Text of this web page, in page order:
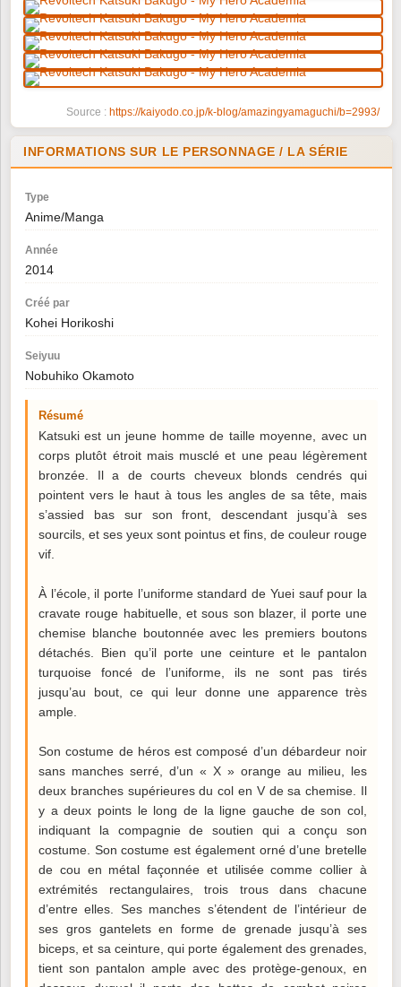
Source : https://kaiyodo.co.jp/k-blog/amazingyamaguchi/b=2993/
INFORMATIONS SUR LE PERSONNAGE / LA SÉRIE
Type
Anime/Manga
Année
2014
Créé par
Kohei Horikoshi
Seiyuu
Nobuhiko Okamoto
Résumé
Katsuki est un jeune homme de taille moyenne, avec un
corps plutôt étroit mais musclé et une peau légèrement
bronzée. Il a de courts cheveux blonds cendrés qui
pointent vers le haut à tous les angles de sa tête, mais
s’assied bas sur son front, descendant jusqu’à ses
sourcils, et ses yeux sont pointus et fins, de couleur rouge
vif.
À l’école, il porte l’uniforme standard de Yuei sauf pour la
cravate rouge habituelle, et sous son blazer, il porte une
chemise blanche boutonnée avec les premiers boutons
détachés. Bien qu’il porte une ceinture et le pantalon
turquoise foncé de l’uniforme, ils ne sont pas tirés
jusqu’au bout, ce qui leur donne une apparence très
ample.
Son costume de héros est composé d’un débardeur noir
sans manches serré, d’un « X » orange au milieu, les
deux branches supérieures du col en V de sa chemise. Il
y a deux points le long de la ligne gauche de son col,
indiquant la compagnie de soutien qui a conçu son
costume. Son costume est également orné d’une bretelle
de cou en métal façonnée et utilisée comme collier à
extrémités rectangulaires, trois trous dans chacune
d’entre elles. Ses manches s’étendent de l’intérieur de
ses gros gantelets en forme de grenade jusqu’à ses
biceps, et sa ceinture, qui porte également des grenades,
tient son pantalon ample avec des protège-genoux, en